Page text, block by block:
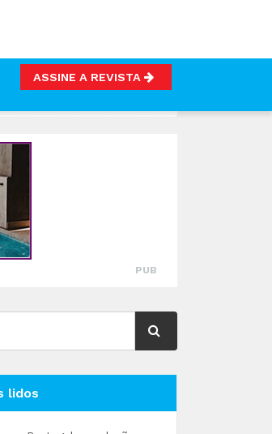
ASSINE A REVISTA
ALIMENTAR
PUB
lidos